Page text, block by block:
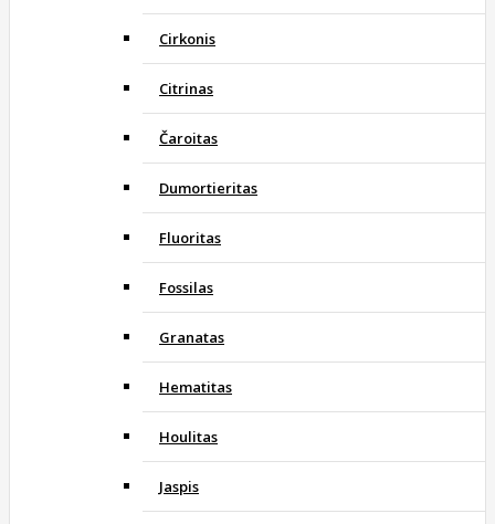
Cirkonis
Citrinas
Čaroitas
Dumortieritas
Fluoritas
Fossilas
Granatas
Hematitas
Houlitas
Jaspis